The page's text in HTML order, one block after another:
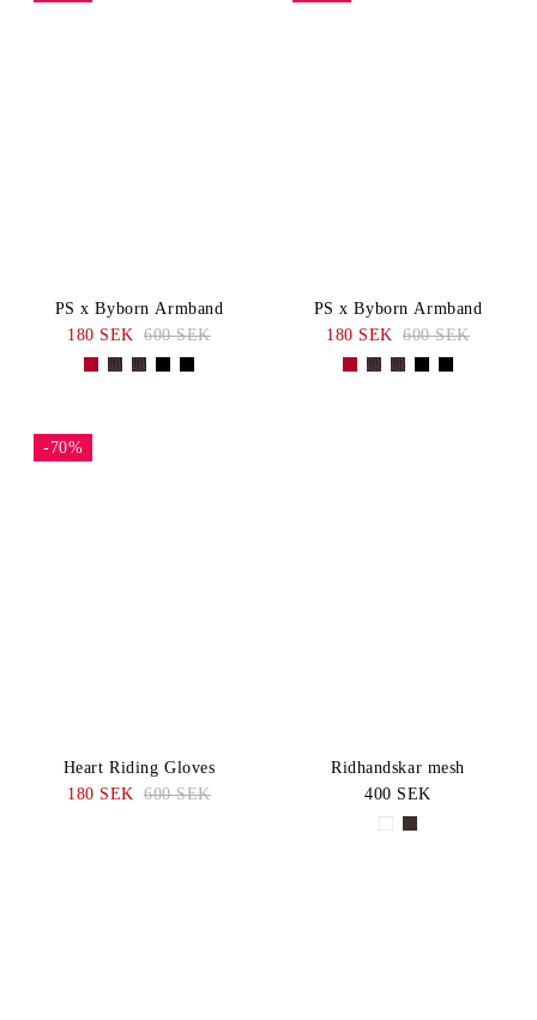
PS x Byborn Armband
180 SEK 600 SEK
PS x Byborn Armband
180 SEK 600 SEK
-70%
Heart Riding Gloves
180 SEK 600 SEK
Ridhandskar mesh
400 SEK